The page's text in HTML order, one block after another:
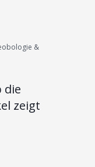
&
die
zeigt